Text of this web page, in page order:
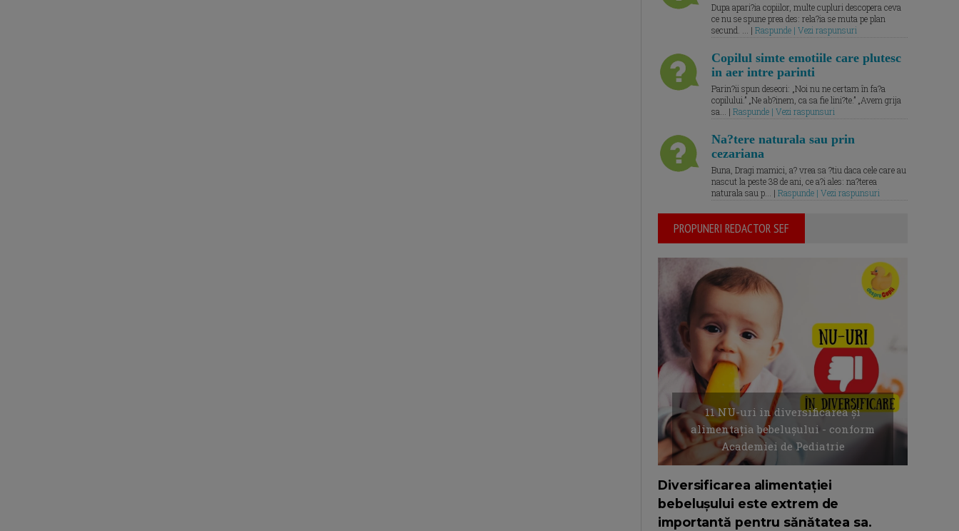
Dupa apari?ia copiilor, multe cupluri descopera ceva
ce nu se spune prea des: rela?ia se muta pe plan
secund. ... | Raspunde | Vezi raspunsuri
Copilul simte emotiile care plutesc
in aer intre parinti
Parin?ii spun deseori: „Noi nu ne certam în fa?a
copilului.” „Ne ab?inem, ca sa fie lini?te.” „Avem grija
sa... | Raspunde | Vezi raspunsuri
Na?tere naturala sau prin
cezariana
Buna, Dragi mamici, a? vrea sa ?tiu daca cele care au
nascut la peste 38 de ani, ce a?i ales: na?terea
naturala sau p... | Raspunde | Vezi raspunsuri
PROPUNERI REDACTOR SEF
11 NU-uri in diversificarea și
alimentația bebelușului - conform
Academiei de Pediatrie
Diversificarea alimentației
bebelușului este extrem de
importantă pentru sănătatea sa.